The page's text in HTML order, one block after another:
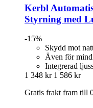
Kerbl
Styrning med
-15%
Skydd mot
Även för
Integrerad
1 348 kr 1 586 kr
Gratis frakt fram till